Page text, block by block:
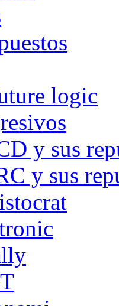
logic
y sus
y sus